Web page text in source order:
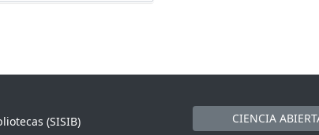
(SISIB)
CIENCIA